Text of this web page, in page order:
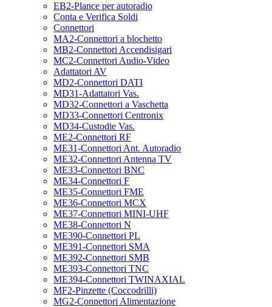
EB2-Plance per autoradio
Conta e Verifica Soldi
Connettori
MA2-Connettori a blochetto
MB2-Connettori Accendisigari
MC2-Connettori Audio-Video
Adattatori AV
MD2-Connettori DATI
MD31-Adattatori Vas.
MD32-Connettori a Vaschetta
MD33-Connettori Centronix
MD34-Custodie Vas.
ME2-Connettori RF
ME31-Connettori Ant. Autoradio
ME32-Connettori Antenna TV
ME33-Connettori BNC
ME34-Connettori F
ME35-Connettori FME
ME36-Connettori MCX
ME37-Connettori MINI-UHF
ME38-Connettori N
ME390-Connettori PL
ME391-Connettori SMA
ME392-Connettori SMB
ME393-Connettori TNC
ME394-Connettori TWINAXIAL
MF2-Pinzette (Coccodrilli)
MG2-Connettori Alimentazione